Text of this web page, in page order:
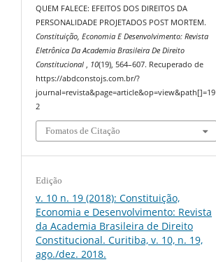
QUEM FALECE: EFEITOS DOS DIREITOS DA
PERSONALIDADE PROJETADOS POST MORTEM.
Constituição, Economia E Desenvolvimento: Revista
Eletrônica Da Academia Brasileira De Direito
Constitucional, 10(19), 564–607. Recuperado de
https://abdconstojs.com.br/?
journal=revista&page=article&op=view&path[]=19
2
Fomatos de Citação
Edição
v. 10 n. 19 (2018): Constituição,
Economia e Desenvolvimento: Revista
da Academia Brasileira de Direito
Constitucional. Curitiba, v. 10, n. 19,
ago./dez. 2018.